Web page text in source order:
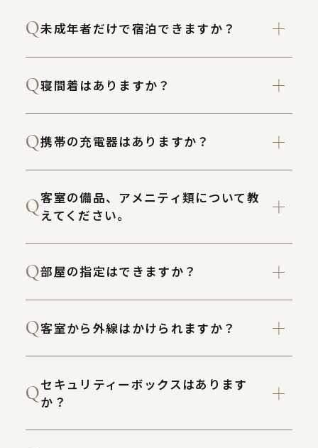
未成年者だけで宿泊できますか？
寝間着はありますか？
携帯の充電器はありますか？
客室の備品、アメニティ類について教
えてください。
部屋の指定はできますか？
客室から外線はかけられますか？
セキュリティーボックスはあります
か？